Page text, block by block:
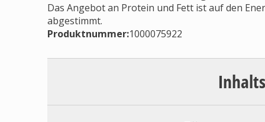
Das Angebot an Protein und Fett ist auf den
abgestimmt.
Produktnummer:1000075922